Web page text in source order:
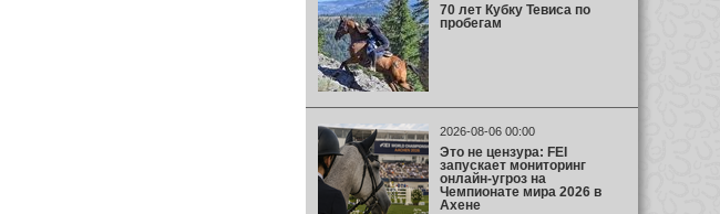
70 лет Кубку Тевиса по
пробегам
2026-08-06 00:00
Это не цензура: FEI
запускает мониторинг
онлайн-угроз на
Чемпионате мира 2026 в
Ахене